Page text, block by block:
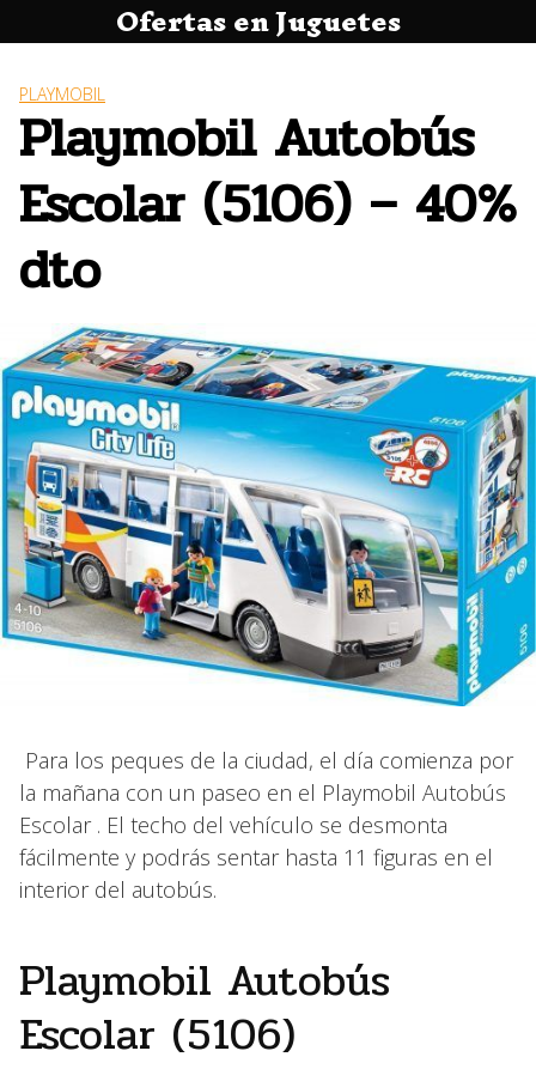
al
Ofertas en Juguetes
PLAYMOBIL
Playmobil Autobús
Escolar (5106) – 40%
dto
Para los peques de la ciudad, el día comienza por
la mañana con un paseo en el Playmobil Autobús
Escolar . El techo del vehículo se desmonta
fácilmente y podrás sentar hasta 11 figuras en el
interior del autobús.
Playmobil Autobús
Escolar (5106)